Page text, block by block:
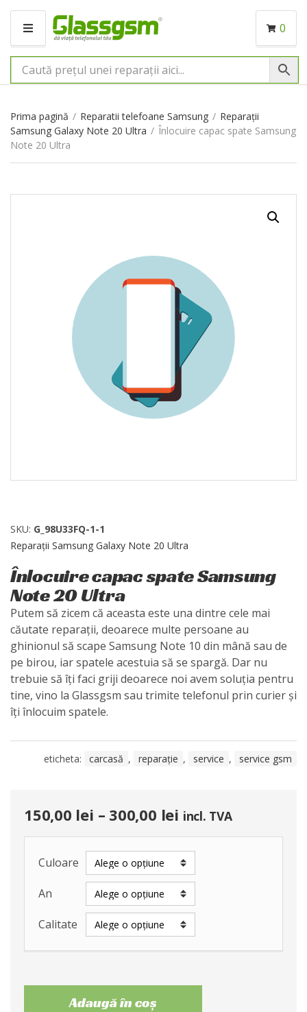
M
N
I
0
Prima pagină / Reparatii telefoane Samsung / Reparații
Samsung Galaxy Note 20 Ultra / Înlocuire capac spate Samsung
Note 20 Ultra
SKU: G_98U33FQ-1-1
Reparații Samsung Galaxy Note 20 Ultra
Înlocuire capac spate Samsung
Note 20 Ultra
Putem să zicem că aceasta este una dintre cele mai
căutate reparații, deoarece multe persoane au
ghinionul să scape Samsung Note 10 din mână sau de
pe birou, iar spatele acestuia să se spargă. Dar nu
trebuie să îți faci griji deoarece noi avem soluția pentru
tine, vino la Glassgsm sau trimite telefonul prin curier și
îți înlocuim spatele.
eticheta: carcasă , reparație , service , service gsm
150,00 lei – 300,00 lei incl. TVA
Culoare
An
Calitate
Adaugă în coș